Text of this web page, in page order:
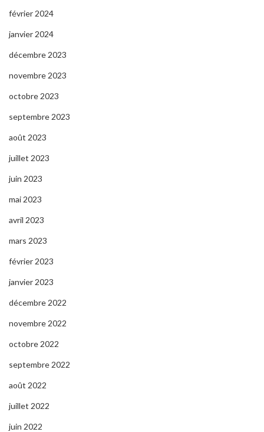
février 2024
janvier 2024
décembre 2023
novembre 2023
octobre 2023
septembre 2023
août 2023
juillet 2023
juin 2023
mai 2023
avril 2023
mars 2023
février 2023
janvier 2023
décembre 2022
novembre 2022
octobre 2022
septembre 2022
août 2022
juillet 2022
juin 2022